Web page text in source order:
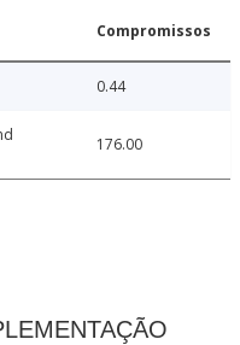
Compromissos
0.44
176.00